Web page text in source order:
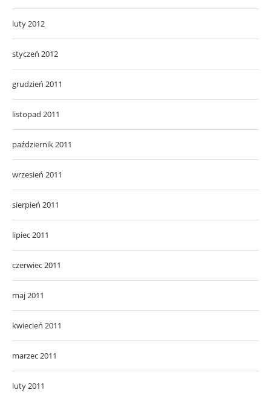
luty 2012
styczeń 2012
grudzień 2011
listopad 2011
październik 2011
wrzesień 2011
sierpień 2011
lipiec 2011
czerwiec 2011
maj 2011
kwiecień 2011
marzec 2011
luty 2011